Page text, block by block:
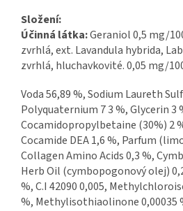
Složení:
Účinná látka:Geraniol 0,5 mg/
zvrhlá, ext. Lavandula hybrida,
zvrhlá, hluchavkovité. 0,05 mg/
Voda 56,89 %, Sodium Laureth
Polyquaternium 7 3 %, Glycerin 3
Cocamidopropylbetaine (30%) 2
Cocamide DEA 1,6 %, Parfum
Collagen Amino Acids 0,3 %,
Herb Oil (cymbopogonový olej)
%, C.I 42090 0,005,
%, Methylisothiaolinone 0,00035